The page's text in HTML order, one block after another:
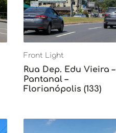
Front Light
Rua Dep. Edu Vieira –
Pantanal –
Florianópolis (133)